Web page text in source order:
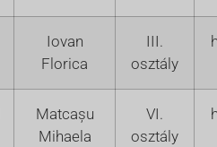
Iovan
Florica
III.
osztály
Matcașu
Mihaela
VI.
osztály